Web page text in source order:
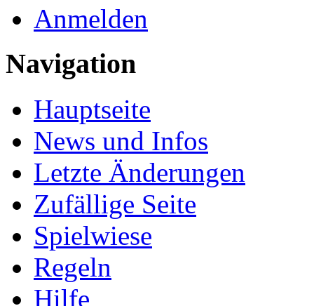
Anmelden
Navigation
Hauptseite
News und Infos
Letzte Änderungen
Zufällige Seite
Spielwiese
Regeln
Hilfe